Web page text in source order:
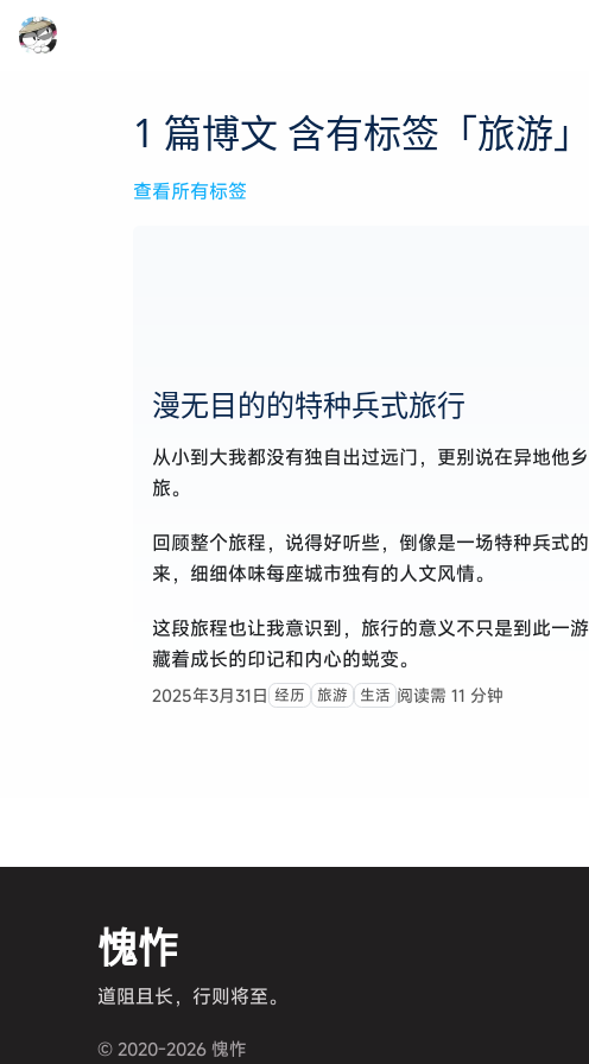
1 篇博文 含有标签「旅游」
查看所有标签
漫无目的的特种兵式旅行
从小到大我都没有独自出过远门，更别说在异地他
旅。
回顾整个旅程，说得好听些，倒像是一场特种兵式
来，细细体味每座城市独有的人文风情。
这段旅程也让我意识到，旅行的意义不只是到此一
藏着成长的印记和内心的蜕变。
2025年3月31日 经历 旅游 生活 阅读需 11 分钟
愧怍
道阻且长，行则将至。
© 2020-2026 愧怍